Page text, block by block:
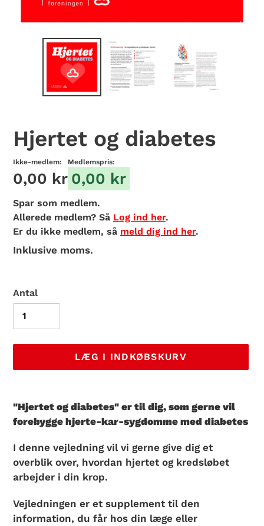
Hjertet og diabetes
Ikke-medlem:
0,00 kr
Medlemspris:
0,00 kr
Spar som medlem.
Allerede medlem? Så Log ind her.
Er du ikke medlem, så meld dig ind her.
Inklusive moms.
Antal
LÆG I INDKØBSKURV
produkt
i
indkøbskurv
"Hjertet og diabetes" er til dig, som gerne vil
forebygge hjerte-kar-sygdomme med diabetes
I denne vejledning vil vi gerne give dig et
overblik over, hvordan hjertet og kredsløbet
arbejder i din krop.
Vejledningen er et supplement til den
information, du får hos din læge eller